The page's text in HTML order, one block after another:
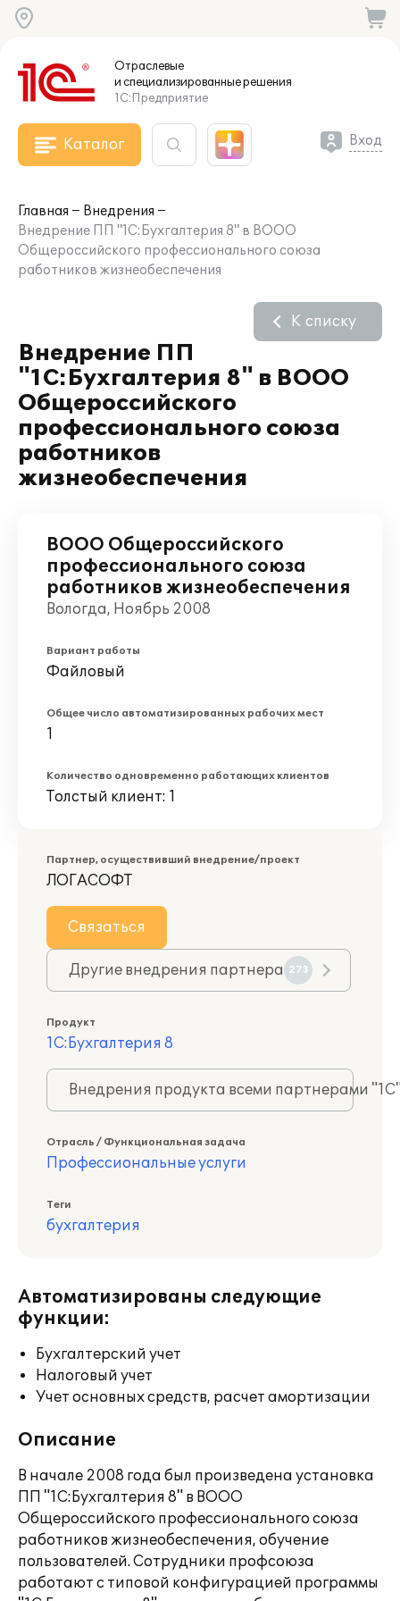
Отраслевые
и специализированныерешения
1С:Предприятие
Каталог Вход
Главная
Внедрения
Внедрение ПП "1С:Бухгалтерия 8" в ВООО
Общероссийского профессионального союза
работников жизнеобеспечения
Внедрение ПП
"1С:Бухгалтерия 8" в ВООО
Общероссийского
профессионального союза
работников
жизнеобеспечения
К списку
ВООО Общероссийского
профессионального союза
работников жизнеобеспечения
Вологда, Ноябрь 2008
Вариант работы
Файловый
Общее число автоматизированных рабочих мест
1
Количество одновременно работающих клиентов
Толстый клиент: 1
Партнер, осуществивший внедрение/проект
ЛОГАСОФТ
Связаться
Другие внедрения партнера 273
Продукт
1С:Бухгалтерия 8
Внедрения продукта всеми партнерами
Отрасль / Функциональная задача
Профессиональные услуги
Теги
бухгалтерия
Автоматизированы следующие
функции:
Бухгалтерский учет
Налоговый учет
Учет основных средств, расчет амортизации
Описание
В начале 2008 года был произведена установка
ПП "1С:Бухгалтерия 8" в ВООО
Общероссийского профессионального союза
работников жизнеобеспечения, обучение
пользователей. Сотрудники профсоюза
работают с типовой конфигурацией программы